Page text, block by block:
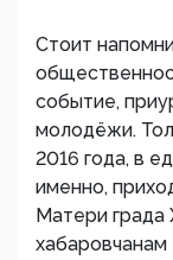
Стоит
событие,
молодёжи.
2016 года, в
именно,
Матери града
хабаровчанам